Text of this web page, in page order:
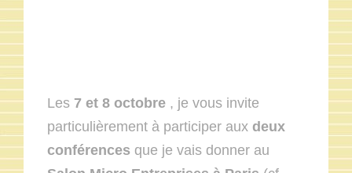
Les 7 et 8 octobre , je vous invite
particulièrement à participer aux deux
conférences que je vais donner au